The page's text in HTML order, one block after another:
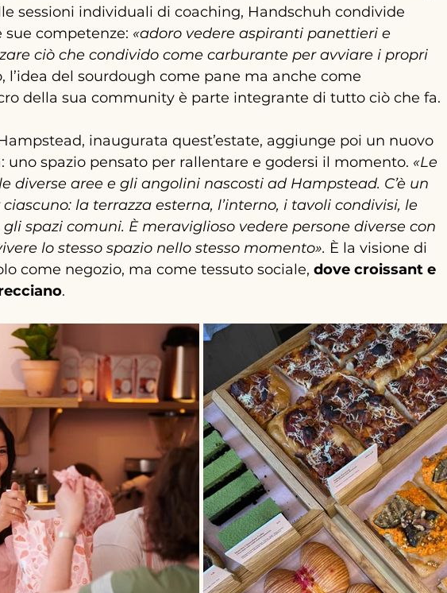
sessioni individuali di coaching, Handschuh condivide
competenze: «adoro vedere aspiranti panettieri e
ciò che condivido come carburante per avviare i propri
l’idea del sourdough come pane ma anche come
della sua community è parte integrante di tutto ciò che fa.
inaugurata quest’estate, aggiunge poi un nuovo
uno spazio pensato per rallentare e godersi il momento. «Le
diverse aree e gli angolini nascosti ad Hampstead. C’è un
la terrazza esterna, l’interno, i tavoli condivisi, le
spazi comuni. È meraviglioso vedere persone diverse con
lo stesso spazio nello stesso momento». È la visione di
come negozio, ma come tessuto sociale, dove croissant e
.